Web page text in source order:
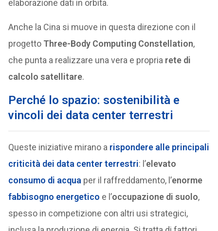
elaborazione dati in orbita.
Anche la Cina si muove in questa direzione con il
progetto Three-Body Computing Constellation,
che punta a realizzare una vera e propria rete di
calcolo satellitare.
Perché lo spazio: sostenibilità e
vincoli dei data center terrestri
Queste iniziative mirano a rispondere alle principali
criticità dei data center terrestri: l’elevato
consumo di acqua per il raffreddamento, l’enorme
fabbisogno energetico e l’occupazione di suolo,
spesso in competizione con altri usi strategici,